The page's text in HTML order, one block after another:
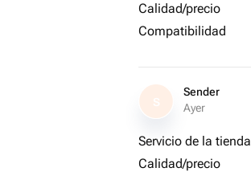
Calidad/precio
Compatibilidad
S
Sender
Ayer
Servicio de la tienda
Calidad/precio